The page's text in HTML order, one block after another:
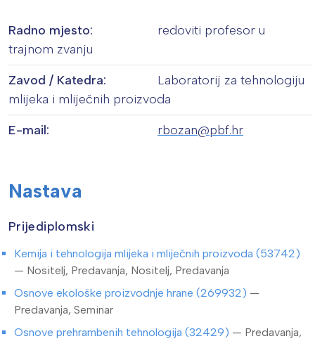
Radno mjesto:
redoviti profesor u
trajnom zvanju
Zavod / Katedra:
Laboratorij za tehnologiju
mlijeka i mliječnih proizvoda
E-mail:
rbozan@pbf.hr
Nastava
Prijediplomski
Kemija i tehnologija mlijeka i mliječnih proizvoda (53742)
— Nositelj, Predavanja, Nositelj, Predavanja
Osnove ekološke proizvodnje hrane (269932) —
Predavanja, Seminar
Osnove prehrambenih tehnologija (32429) — Predavanja,